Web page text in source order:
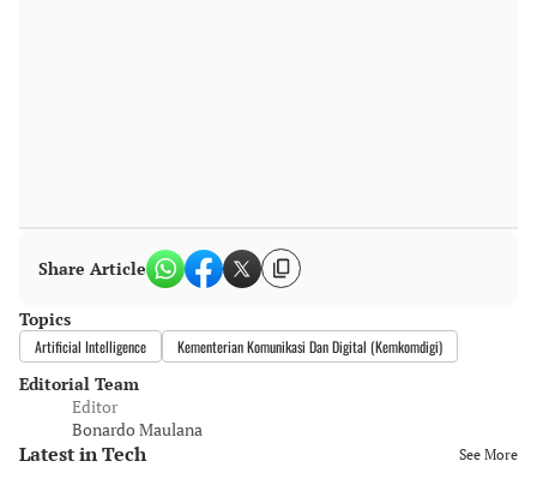
Share Article
Topics
Artificial Intelligence Kementerian Komunikasi Dan Digital (Kemkomdigi)
Editorial Team
Editor
Bonardo Maulana
Latest in Tech See More